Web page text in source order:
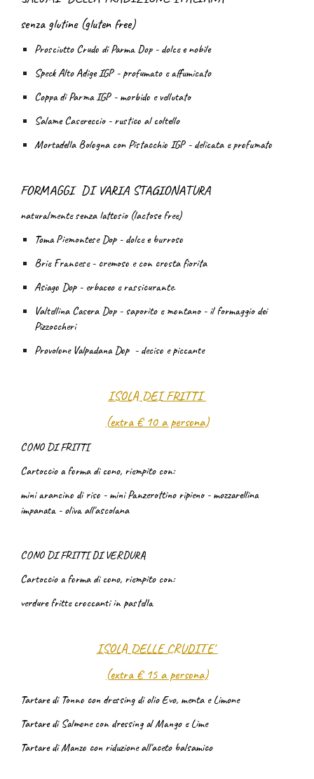
senza glutine (gluten free)
Prosciutto Crudo di Parma Dop - dolce e nobile
Speck Alto Adige IGP - profumato e affumicato
Coppa di Parma IGP - morbido e vellutato
Salame Casereccio - rustico al coltello
Mortadella Bologna con Pistacchio IGP - delicata e profumato
FORMAGGI DI VARIA STAGIONATURA
naturalmente senza lattosio (lactose free)
Toma Piemontese Dop - dolce e burroso
Brie Francese - cremoso e con crosta fiorita
Asiago Dop - erbaceo e rassicurante.
Valtellina Casera Dop - saporito e montano - il formaggio dei
Pizzoccheri
Provolone Valpadana Dop - deciso e piccante
ISOLA DEI FRITTI
(extra € 10 a persona)
CONO DI FRITTI
Cartoccio a forma di cono, riempito con:
mini arancino di riso - mini Panzerottino ripieno - mozzarellina
impanata - oliva all'ascolana
CONO DI FRITTI DI VERDURA
Cartoccio a forma di cono, riempito con:
verdure fritte croccanti in pastella
ISOLA DELLE CRUDITE'
(extra € 15 a persona)
Tartare di Tonno con dressing di olio Evo, menta e Limone
Tartare di Salmone con dressing al Mango e Lime
Tartare di Manzo con riduzione all'aceto balsamico